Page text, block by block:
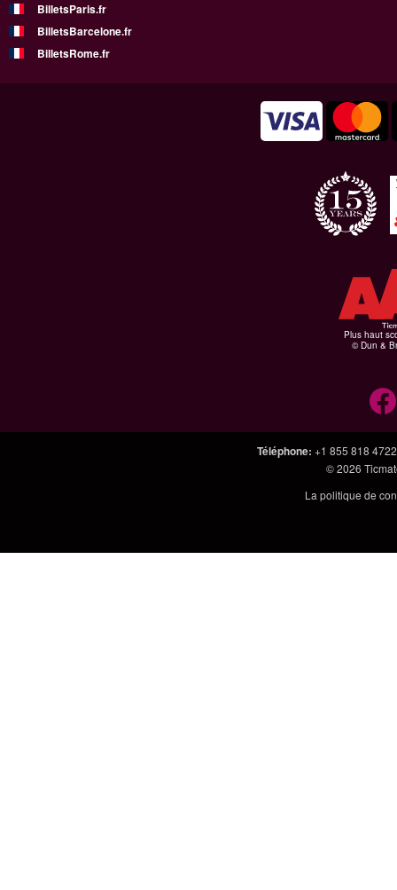
BilletsParis.fr
BilletsBarcelone.fr
BilletsRome.fr
Plus haut
© Dun &
Téléphone: +1 855 818 4722
© 2026
La politique de